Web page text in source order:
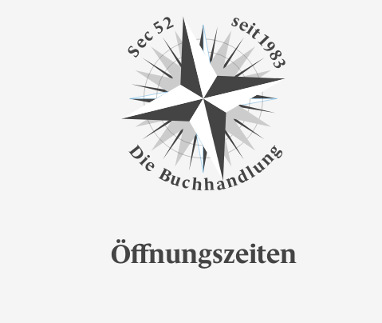
S
e
c52 sei
t
1
9
8
3
D
i
eBuchhandl
un
g
Öffnungszeiten